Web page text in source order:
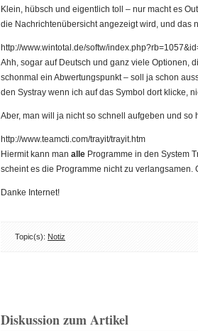
Klein, hübsch und eigentlich toll – nur macht es
die Nachrichtenübersicht angezeigt wird, und das
http://www.wintotal.de/softw/
Ahh, sogar auf Deutsch und ganz viele Optionen,
schonmal ein Abwertungspunkt – soll ja schon
den Systray wenn ich auf das Symbol dort klicke,
Aber, man will ja nicht so schnell aufgeben und
http://www.teamcti.com/trayit/trayit.htm
Hiermit kann man alle Programme in den System
scheint es die Programme nicht zu verlangsamen.
Danke Internet!
Topic(s): Notiz
Diskussion zum Artikel